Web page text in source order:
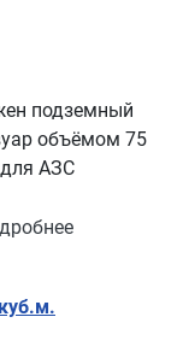
подземный
объёмом 75
АЗС